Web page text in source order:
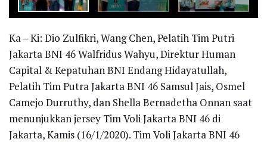
Ka – Ki: Dio Zulfikri, Wang Chen, Pelatih Tim Putri
Jakarta BNI 46 Walfridus Wahyu, Direktur Human
Capital & Kepatuhan BNI Endang Hidayatullah,
Pelatih Tim Putra Jakarta BNI 46 Samsul Jais, Osmel
Camejo Durruthy, dan Shella Bernadetha Onnan saat
menunjukkan jersey Tim Voli Jakarta BNI 46 di
Jakarta, Kamis (16/1/2020). Tim Voli Jakarta BNI 46